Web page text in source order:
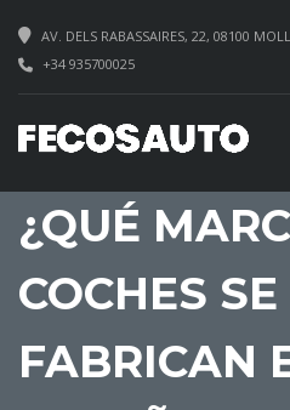
AV. DELS RABASSAIRES, 22, 08100
+34 935700025
¿QUÉ
COCHES SE
FABRICAN